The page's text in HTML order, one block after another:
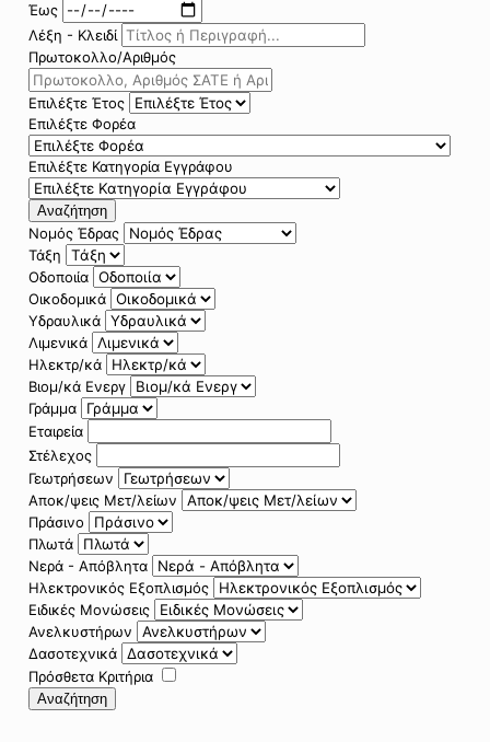
Έως
Λέξη - Κλειδί
Πρωτοκολλο/Αριθμός
Επιλέξτε Έτος
Επιλέξτε Φορέα
Επιλέξτε Κατηγορία Εγγράφου
Αναζήτηση
Νομός Έδρας
Τάξη
Οδοποιία
Οικοδομικά
Υδραυλικά
Λιμενικά
Ηλεκτρ/κά
Βιομ/κά Ενεργ
Γράμμα
Εταιρεία
Στέλεχος
Γεωτρήσεων
Αποκ/ψεις Μετ/λείων
Πράσινο
Πλωτά
Νερά - Απόβλητα
Ηλεκτρονικός Εξοπλισμός
Ειδικές Μονώσεις
Ανελκυστήρων
Δασοτεχνικά
Πρόσθετα Κριτήρια
Αναζήτηση